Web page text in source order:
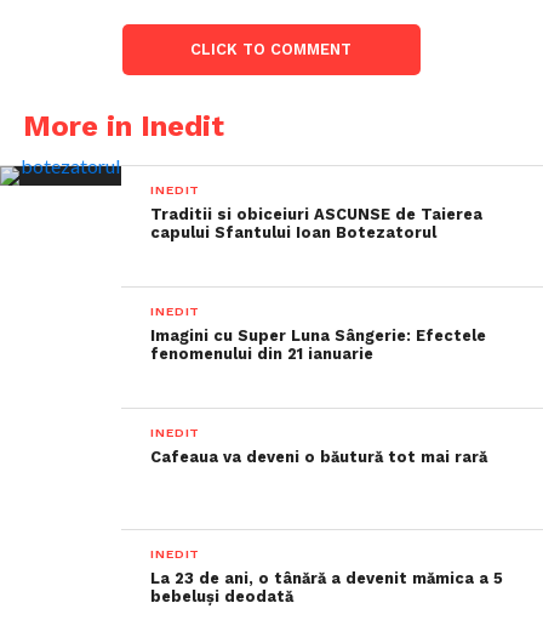
CLICK TO COMMENT
More in Inedit
INEDIT
Traditii si obiceiuri ASCUNSE de Taierea
capului Sfantului Ioan Botezatorul
INEDIT
Imagini cu Super Luna Sângerie: Efectele
fenomenului din 21 ianuarie
INEDIT
Cafeaua va deveni o băutură tot mai rară
INEDIT
La 23 de ani, o tânără a devenit mămica a 5
bebeluși deodată